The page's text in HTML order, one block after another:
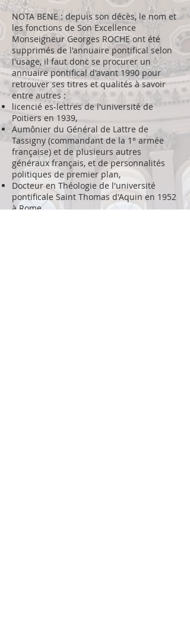
NOTA BENE : depuis son décès, le nom et
les fonctions de Son Excellence
Monseigneur Georges ROCHE ont été
supprimés de l'annuaire pontifical selon
l'usage, il faut donc se procurer un
annuaire pontifical d'avant 1990 pour
retrouver ses titres et qualités à savoir
entre autres :
licencié es-lettres de l'université de
Poitiers en 1939,
Aumônier du Général de Lattre de
Tassigny (commandant de la 1° armée
française) et de plusieurs autres
généraux français, et de personnalités
politiques de premier plan,
Docteur en Théologie de l'université
pontificale Saint Thomas d'Aquin en 1952
à Rome,